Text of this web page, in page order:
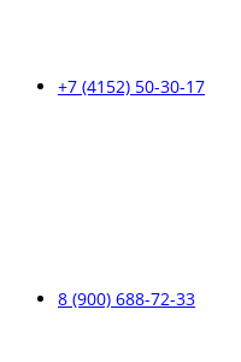
+7 (4152) 50-30-17
8 (900) 688-72-33